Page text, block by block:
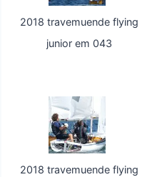
2018 travemuende flying
junior em 043
2018 travemuende flying